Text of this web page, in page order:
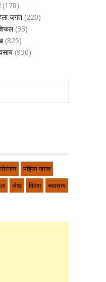
(178)
जगत (220)
(33)
(825)
(930)
महिला जगत
लेख विदेश
व्यवसाय